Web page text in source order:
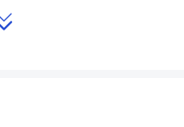
够的医用口罩、消